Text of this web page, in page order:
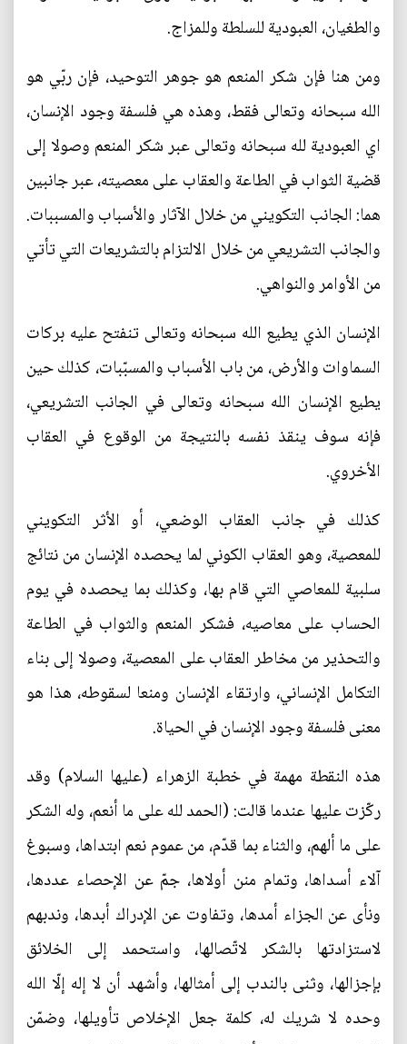
والطغيان، العبودية للسلطة وللمزاج.
ومن هنا فإن شكر المنعم هو جوهر التوحيد، فإن ربّي هو
الله سبحانه وتعالى فقط، وهذه هي فلسفة وجود الإنسان،
اي العبودية لله سبحانه وتعالى عبر شكر المنعم وصولا إلى
قضية الثواب في الطاعة والعقاب على معصيته، عبر جانبين
هما: الجانب التكويني من خلال الآثار والأسباب والمسببات.
والجانب التشريعي من خلال الالتزام بالتشريعات التي تأتي
من الأوامر والنواهي.
الإنسان الذي يطيع الله سبحانه وتعالى تنفتح عليه بركات
السماوات والأرض، من باب الأسباب والمسبّبات، كذلك حين
يطيع الإنسان الله سبحانه وتعالى في الجانب التشريعي،
فإنه سوف ينقذ نفسه بالنتيجة من الوقوع في العقاب
الأخروي.
كذلك في جانب العقاب الوضعي، أو الأثر التكويني
للمعصية، وهو العقاب الكوني لما يحصده الإنسان من نتائج
سلبية للمعاصي التي قام بها، وكذلك بما يحصده في يوم
الحساب على معاصيه، فشكر المنعم والثواب في الطاعة
والتحذير من مخاطر العقاب على المعصية، وصولا إلى بناء
التكامل الإنساني، وارتقاء الإنسان ومنعا لسقوطه، هذا هو
معنى فلسفة وجود الإنسان في الحياة.
هذه النقطة مهمة في خطبة الزهراء (عليها السلام) وقد
ركّزت عليها عندما قالت: (الحمد لله على ما أنعم، وله الشكر
على ما ألهم، والثناء بما قدّم، من عموم نعم ابتداها، وسبوغ
آلاء أسداها، وتمام منن أولاها، جمّ عن الإحصاء عددها،
ونأى عن الجزاء أمدها، وتفاوت عن الإدراك أبدها، وندبهم
لاستزادتها بالشكر لاتّصالها، واستحمد إلى الخلائق
بإجزالها، وثنى بالندب إلى أمثالها، وأشهد أن لا إله إلّا الله
وحده لا شريك له، كلمة جعل الإخلاص تأويلها، وضمّن